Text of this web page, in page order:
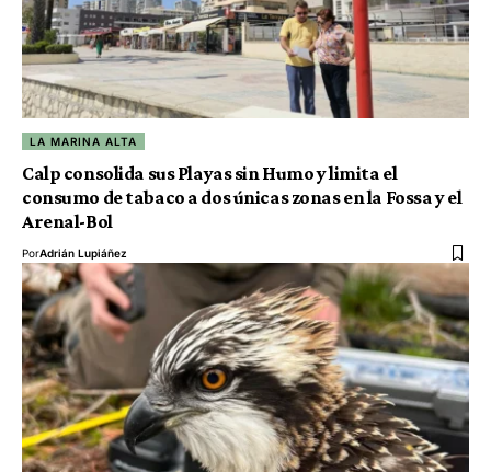
LA MARINA ALTA
Calp consolida sus Playas sin Humo y limita el
consumo de tabaco a dos únicas zonas en la Fossa y el
Arenal-Bol
PorAdrián Lupiáñez